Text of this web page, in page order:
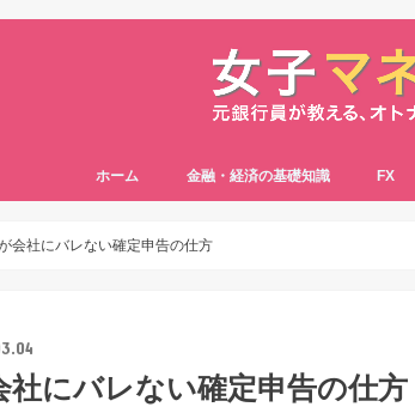
ホーム 金融・経済の基礎知識 FX
会社にバレない確定申告の仕方
社にバレない確定申告の仕方